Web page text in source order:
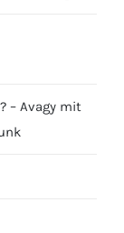
– Avagy mit